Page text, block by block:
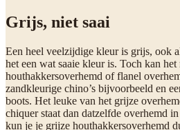
Grijs, niet saai
Een heel veelzijdige kleur is grijs, ook
het een wat saaie kleur is. Toch kan het
houthakkersoverhemd of flanel
zandkleurige chino’s bijvoorbeeld en
boots. Het leuke van het grijze
chiquer staat dan datzelfde overhemd
kun je je grijze houthakkersoverhemd